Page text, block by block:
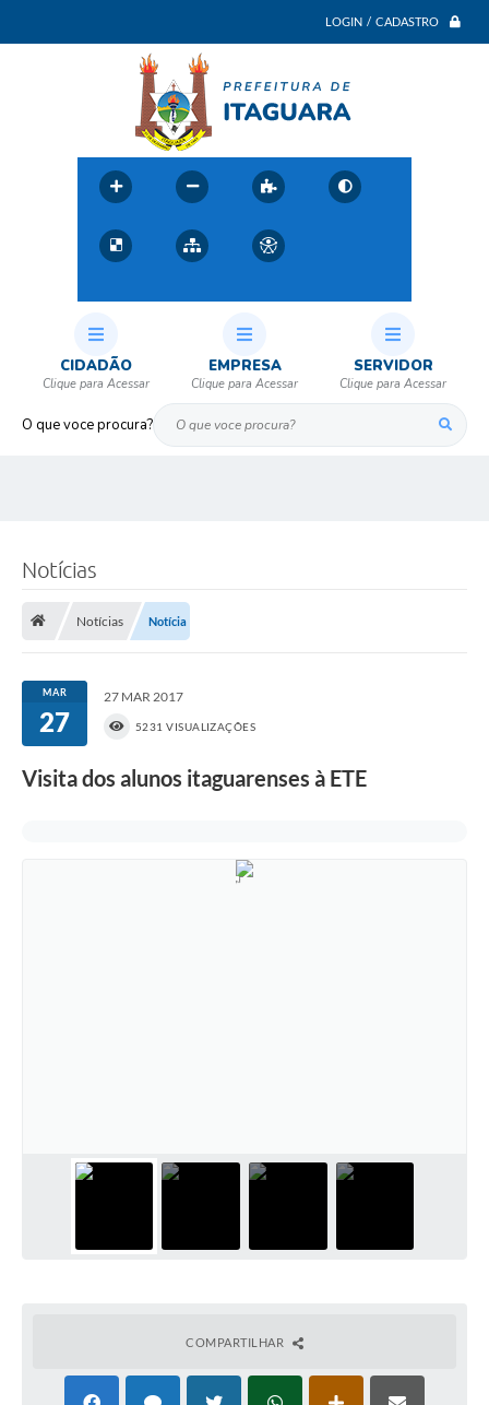
LOGIN / CADASTRO
O que voce procura?
CIDADÃO EMPRESA SERVIDOR
Notícias
Notícias Notícia
MAR
27
27 MAR 2017
5231 VISUALIZAÇÕES
Visita dos alunos itaguarenses à ETE
COMPARTILHAR